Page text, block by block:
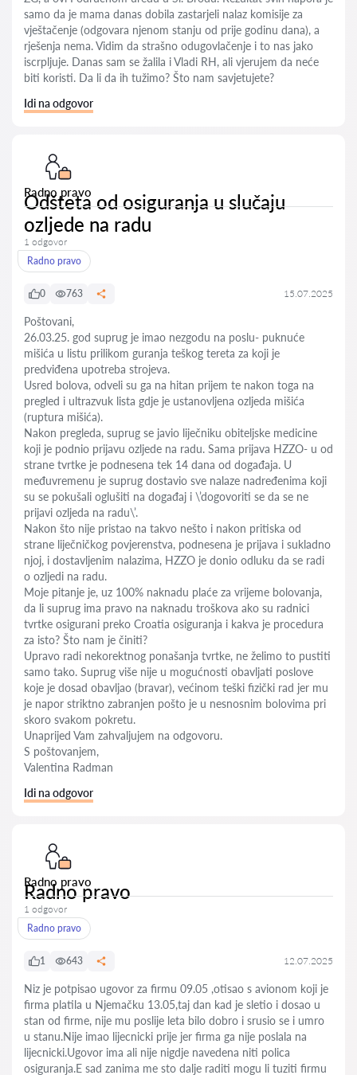
samo da je mama danas dobila zastarjeli nalaz komisije za
vještačenje (odgovara njenom stanju od prije godinu dana), a
rješenja nema. Vidim da strašno odugovlačenje i to nas jako
iscrpljuje. Danas sam se žalila i Vladi RH, ali vjerujem da neće
biti koristi. Da li da ih tužimo? Što nam savjetujete?
Idi na odgovor
Radno pravo
Odšteta od osiguranja u slučaju
ozljede na radu
1 odgovor
Radno pravo
0 763 15.07.2025
Poštovani,
26.03.25. god suprug je imao nezgodu na poslu- puknuće
mišića u listu prilikom guranja teškog tereta za koji je
predviđena upotreba strojeva.
Usred bolova, odveli su ga na hitan prijem te nakon toga na
pregled i ultrazvuk lista gdje je ustanovljena ozljeda mišića
(ruptura mišića).
Nakon pregleda, suprug se javio liječniku obiteljske medicine
koji je podnio prijavu ozljede na radu. Sama prijava HZZO- u od
strane tvrtke je podnesena tek 14 dana od događaja. U
međuvremenu je suprug dostavio sve nalaze nadređenima koji
su se pokušali oglušiti na događaj i \’dogovoriti se da se ne
prijavi ozljeda na radu\’.
Nakon što nije pristao na takvo nešto i nakon pritiska od
strane liječničkog povjerenstva, podnesena je prijava i sukladno
njoj, i dostavljenim nalazima, HZZO je donio odluku da se radi
o ozljedi na radu.
Moje pitanje je, uz 100% naknadu plaće za vrijeme bolovanja,
da li suprug ima pravo na naknadu troškova ako su radnici
tvrtke osigurani preko Croatia osiguranja i kakva je procedura
za isto? Što nam je činiti?
Upravo radi nekorektnog ponašanja tvrtke, ne želimo to pustiti
samo tako. Suprug više nije u mogućnosti obavljati poslove
koje je dosad obavljao (bravar), većinom teški fizički rad jer mu
je napor striktno zabranjen pošto je u nesnosnim bolovima pri
skoro svakom pokretu.
Unaprijed Vam zahvaljujem na odgovoru.
S poštovanjem,
Valentina Radman
Idi na odgovor
Radno pravo
Radno pravo
1 odgovor
Radno pravo
1 643 12.07.2025
Niz je potpisao ugovor za firmu 09.05 ,otisao s avionom koji je
firma platila u Njemačku 13.05,taj dan kad je sletio i dosao u
stan od firme, nije mu poslije leta bilo dobro i srusio se i umro
u stanu.Nije imao lijecnicki prije jer firma ga nije poslala na
lijecnicki.Ugovor ima ali nije nigdje navedena niti polica
osiguranja.E sad zanima me sto dalje raditi mogu li tuziti firmu